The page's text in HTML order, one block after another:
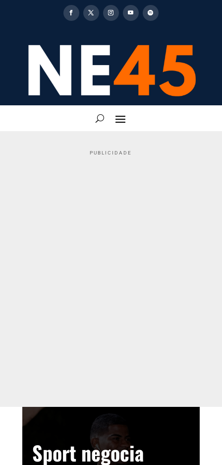
PUBLICIDADE
Sport negocia